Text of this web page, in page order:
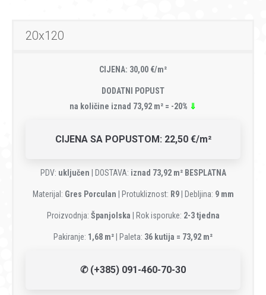
20x120
CIJENA: 30,00 €/m²
DODATNI POPUST
na količine iznad 73,92 m² = -20% ⇓
CIJENA SA POPUSTOM: 22,50 €/m²
PDV: uključen | DOSTAVA: iznad 73,92 m² BESPLATNA
Materijal: Gres Porculan | Protukliznost: R9 | Debljina: 9 mm
Proizvodnja: Španjolska | Rok isporuke: 2-3 tjedna
Pakiranje: 1,68 m² | Paleta: 36 kutija = 73,92 m²
✆ (+385) 091-460-70-30